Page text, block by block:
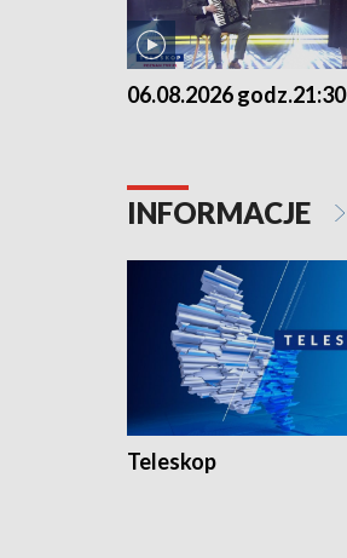
06.08.2026 godz.21:30
INFORMACJE
Teleskop